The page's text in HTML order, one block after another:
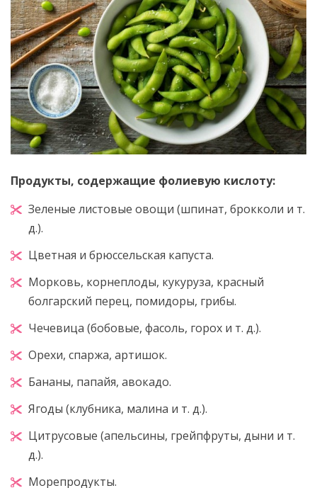
Продукты, содержащие фолиевую кислоту:
Зеленые листовые овощи (шпинат, брокколи и т.
д.).
Цветная и брюссельская капуста.
Морковь, корнеплоды, кукуруза, красный
болгарский перец, помидоры, грибы.
Чечевица (бобовые, фасоль, горох и т. д.).
Орехи, спаржа, артишок.
Бананы, папайя, авокадо.
Ягоды (клубника, малина и т. д.).
Цитрусовые (апельсины, грейпфруты, дыни и т.
д.).
Морепродукты.